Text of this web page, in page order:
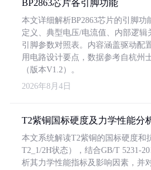
BP2863芯片各引脚功能
本文详细解析BP2863芯片的引脚功
定义、典型电压/电流值、内部逻辑
引脚参数对照表。内容涵盖驱动配
用电路设计要点，数据参考自杭州
（版本V1.2）。
2026年8月4日
T2紫铜国标硬度及力学性能分
本文系统解读T2紫铜的国标硬度和
T2_1/2H状态），结合GB/T 5231-
析其力学性能指标及影响因素，并